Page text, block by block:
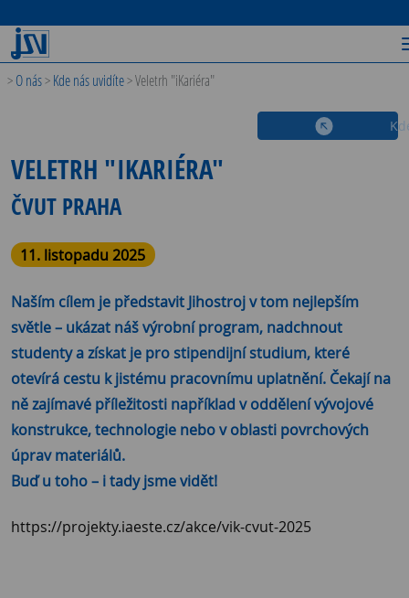
>O nás>Kde nás uvidíte>Veletrh "iKariéra"
VELETRH "IKARIÉRA"
ČVUT PRAHA
11. listopadu 2025
Naším cílem je představit Jihostroj v tom nejlepším
světle – ukázat náš výrobní program, nadchnout
studenty a získat je pro stipendijní studium, které
otevírá cestu k jistému pracovnímu uplatnění. Čekají na
ně zajímavé příležitosti například v oddělení vývojové
konstrukce, technologie nebo v oblasti povrchových
úprav materiálů.
Buď u toho – i tady jsme vidět!
https://projekty.iaeste.cz/akce/vik-cvut-2025